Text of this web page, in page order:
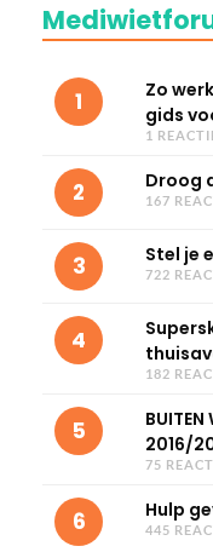
1
Zo
gids
1
2 Droog
167
3 Stel je
722
4
182
5
BUITEN
2016/
75
6 Hulp
445